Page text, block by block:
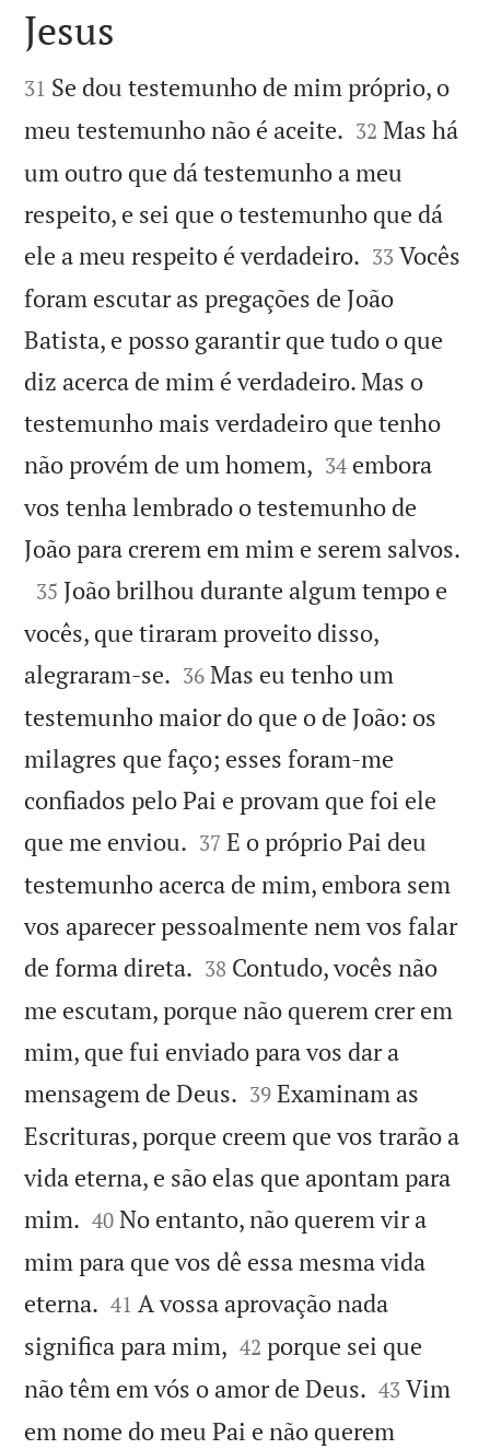

Jesus

31 Se dou testemunho de mim próprio, o
meu testemunho não é aceite. 

32 Mas há
um outro que dá testemunho a meu
respeito, e sei que o testemunho que dá
ele a meu respeito é verdadeiro. 

33 Vocês
foram escutar as pregações de João
Batista, e posso garantir que tudo o que
diz acerca de mim é verdadeiro. Mas o
testemunho mais verdadeiro que tenho
não provém de um homem, 

34 embora
vos tenha lembrado o testemunho de
João para crerem em mim e serem salvos.

35 João brilhou durante algum tempo e
vocês, que tiraram proveito disso,
alegraram-se. 

36 Mas eu tenho um
testemunho maior do que o de João: os
milagres que faço; esses foram-me
confiados pelo Pai e provam que foi ele
que me enviou. 

37 E o próprio Pai deu
testemunho acerca de mim, embora sem
vos aparecer pessoalmente nem vos falar
de forma direta. 

38 Contudo, vocês não
me escutam, porque não querem crer em
mim, que fui enviado para vos dar a
mensagem de Deus. 

39 Examinam as
Escrituras, porque creem que vos trarão a
vida eterna, e são elas que apontam para
mim. 

40 No entanto, não querem vir a
mim para que vos dê essa mesma vida
eterna. 

41 A vossa aprovação nada
significa para mim, 

42 porque sei que
não têm em vós o amor de Deus. 

43 Vim
em nome do meu Pai e não querem